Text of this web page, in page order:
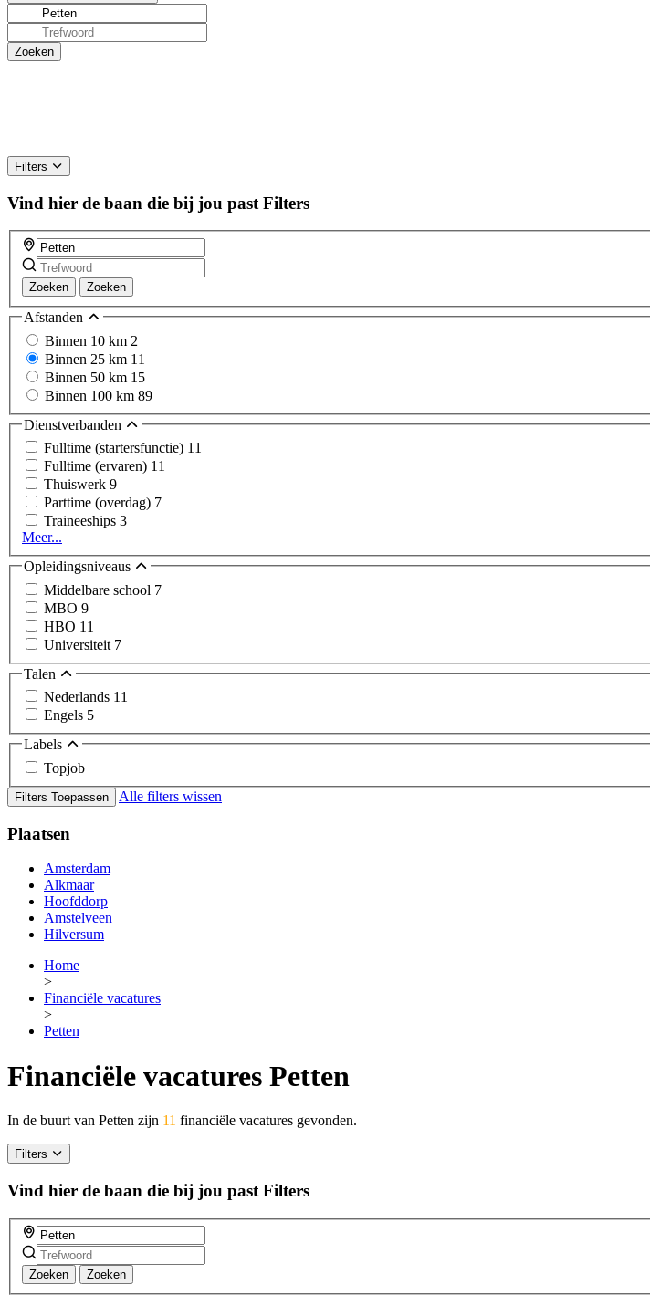
Filters
Vind hier de baan die bij jou past Filters
Zoeken Zoeken
Afstanden
Binnen 10 km 2
Binnen 25 km 11
Binnen 50 km 15
Binnen 100 km 89
Dienstverbanden
Fulltime (startersfunctie) 11
Fulltime (ervaren) 11
Thuiswerk 9
Parttime (overdag) 7
Traineeships 3
Meer...
Opleidingsniveaus
Middelbare school 7
MBO 9
HBO 11
Universiteit 7
Talen
Nederlands 11
Engels 5
Labels
Topjob
Filters Toepassen Alle filters wissen
Plaatsen
Amsterdam
Alkmaar
Hoofddorp
Amstelveen
Hilversum
Home
>
Financiële vacatures
>
Petten
Financiële vacatures Petten
In de buurt van Petten zijn 11 financiële vacatures gevonden.
Filters
Vind hier de baan die bij jou past Filters
Zoeken Zoeken